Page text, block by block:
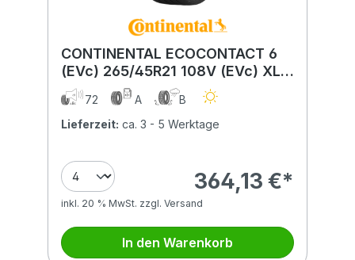
CONTINENTAL ECOCONTACT 6
(EVc) 265/45R21 108V (EVc) XL
BSW CONTISILENT
72 A
B
Lieferzeit: ca. 3 - 5 Werktage
364,13 €*
inkl. 20 % MwSt. zzgl. Versand
In den Warenkorb